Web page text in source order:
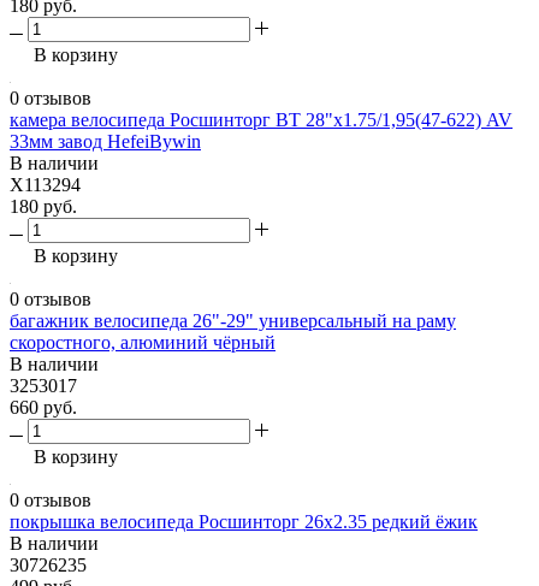
180 руб.
В корзину
0 отзывов
камера велосипеда Росшинторг BT 28"х1.75/1,95(47-622) AV
33мм завод HefeiBywin
В наличии
X113294
180 руб.
В корзину
0 отзывов
багажник велосипеда 26"-29" универсальный на раму
скоростного, алюминий чёрный
В наличии
3253017
660 руб.
В корзину
0 отзывов
покрышка велосипеда Росшинторг 26х2.35 редкий ёжик
В наличии
30726235